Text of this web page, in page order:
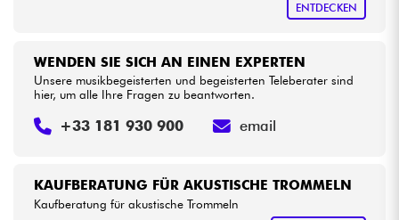
ENTDECKEN
KAUFBERATUNG FÜR AKUSTISCHE TROMMELN
Kaufberatung für akustische Trommeln
WENDEN SIE SICH AN EINEN EXPERTEN
Unsere musikbegeisterten und begeisterten Teleberater sind
hier, um alle Ihre Fragen zu beantworten.
+33 181 930 900 email